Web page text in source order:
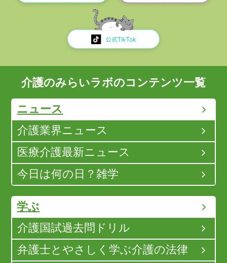
介護のみらいラボのコンテンツ一覧
ニュース
介護業界ニュース
医療介護最新ニュース
今日は何の日？雑学
学ぶ
介護国試過去問ドリル
弁護士とやさしく学ぶ介護の法律